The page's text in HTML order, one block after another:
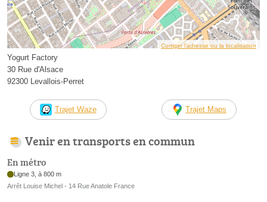
Corriger l’adresse ou la localisation
Yogurt Factory
30 Rue d'Alsace
92300 Levallois-Perret
Trajet Waze Trajet Maps
Venir en transports en commun
En métro
Ligne 3, à 800 m
Arrêt Louise Michel - 14 Rue Anatole France